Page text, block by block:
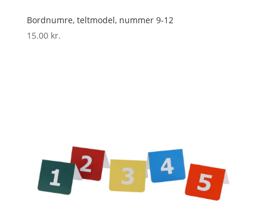
Bordnumre, teltmodel, nummer 9-12
15.00 kr.